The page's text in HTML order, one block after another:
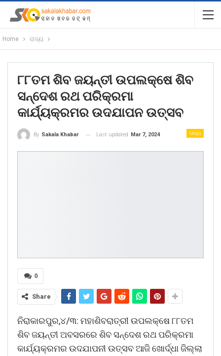
Home ରାଜ୍ୟ
୮୮ତମ ଶିବ ଜୟନ୍ତୀ ଉପଲକ୍ଷେ ଶିବ
ସନ୍ଦେଶ ରଥ ପରିକ୍ରମା
କାର୍ଯ୍ୟକ୍ରମର ଉଦଯାପନ ଉତ୍ସବ
ରାଜ୍ୟ
By Sakala Khabar Last updated Mar 7, 2024
0
Share
ନିରାକାରପୁର,୪/୩: ମହାଶିବରାତ୍ରୀ ଉପଲକ୍ଷେ ୮୮ତମ
ଶିବ ଜୟନ୍ତୀ ଅବସରରେ ଶିବ ସନ୍ଦେଶ ରଥ ପରିକ୍ରମା
କାର୍ଯ୍ୟକ୍ରମର ଉଦଯାପନୀ ଉତ୍ସବ ଆଜି ଖୋର୍ଦ୍ଧା ଜିଲ୍ଲା